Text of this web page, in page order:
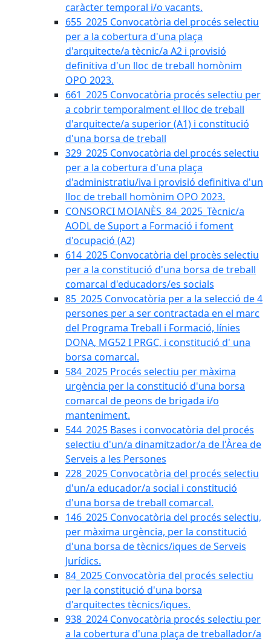
caràcter temporal i/o vacants.
655_2025 Convocatòria del procés selectiu
per a la cobertura d'una plaça
d'arquitecte/a tècnic/a A2 i provisió
definitiva d'un lloc de treball homònim
OPO 2023.
661_2025 Convocatòria procés selectiu per
a cobrir temporalment el lloc de treball
d'arquitecte/a superior (A1) i constitució
d'una borsa de treball
329_2025 Convocatòria del procés selectiu
per a la cobertura d'una plaça
d'administratiu/iva i provisió definitiva d'un
lloc de treball homònim OPO 2023.
CONSORCI MOIANÈS_84_2025_Tècnic/a
AODL de Suport a Formació i foment
d'ocupació (A2)
614_2025 Convocatòria del procès selectiu
per a la constitució d'una borsa de treball
comarcal d'educadors/es socials
85_2025 Convocatòria per a la selecció de 4
persones per a ser contractada en el marc
del Programa Treball i Formació, línies
DONA, MG52 I PRGC, i constitució d' una
borsa comarcal.
584_2025 Procés selectiu per màxima
urgència per la constitució d'una borsa
comarcal de peons de brigada i/o
manteniment.
544_2025 Bases i convocatòria del procés
selectiu d'un/a dinamitzador/a de l'Àrea de
Serveis a les Persones
228_2025 Convocatòria del procés selectiu
d'un/a educador/a social i constitució
d'una borsa de treball comarcal.
146_2025 Convocatòria del procés selectiu,
per màxima urgència, per la constitució
d'una borsa de tècnics/iques de Serveis
Jurídics.
84_2025 Convocatòria del procés selectiu
per la constitució d'una borsa
d'arquitectes tècnics/iques.
938_2024 Convocatòria procés selectiu per
a la cobertura d'una plaça de treballador/a